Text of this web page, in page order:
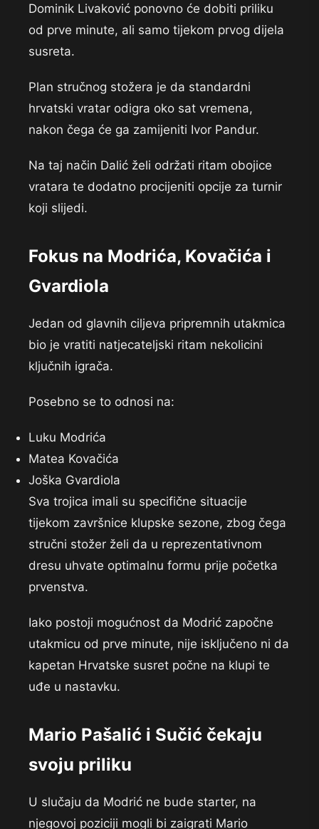
Dominik Livaković ponovno će dobiti priliku
od prve minute, ali samo tijekom prvog dijela
susreta.
Plan stručnog stožera je da standardni
hrvatski vratar odigra oko sat vremena,
nakon čega će ga zamijeniti Ivor Pandur.
Na taj način Dalić želi održati ritam obojice
vratara te dodatno procijeniti opcije za turnir
koji slijedi.
Fokus na Modrića, Kovačića i
Gvardiola
Jedan od glavnih ciljeva pripremnih utakmica
bio je vratiti natjecateljski ritam nekolicini
ključnih igrača.
Posebno se to odnosi na:
Luku Modrića
Matea Kovačića
Joška Gvardiola
Sva trojica imali su specifične situacije
tijekom završnice klupske sezone, zbog čega
stručni stožer želi da u reprezentativnom
dresu uhvate optimalnu formu prije početka
prvenstva.
Iako postoji mogućnost da Modrić započne
utakmicu od prve minute, nije isključeno ni da
kapetan Hrvatske susret počne na klupi te
uđe u nastavku.
Mario Pašalić i Sučić čekaju
svoju priliku
U slučaju da Modrić ne bude starter, na
njegovoj poziciji mogli bi zaigrati Mario